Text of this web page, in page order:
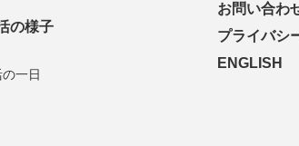
の様子
一日
お問い合わ
プライバシ
ENGLISH